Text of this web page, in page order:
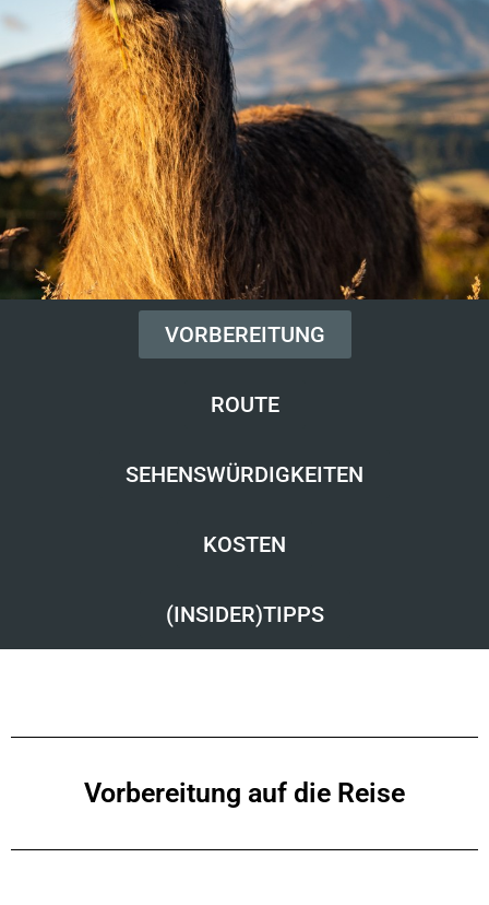
VORBEREITUNG
ROUTE
SEHENSWÜRDIGKEITEN
KOSTEN
(INSIDER)TIPPS
Vorbereitung auf die Reise